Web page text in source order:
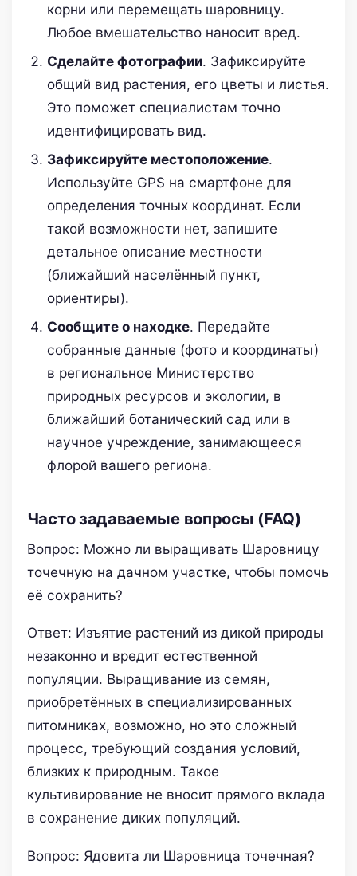
корни или перемещать шаровницу.
Любое вмешательство наносит вред.
Сделайте фотографии. Зафиксируйте
общий вид растения, его цветы и листья.
Это поможет специалистам точно
идентифицировать вид.
Зафиксируйте местоположение.
Используйте GPS на смартфоне для
определения точных координат. Если
такой возможности нет, запишите
детальное описание местности
(ближайший населённый пункт,
ориентиры).
Сообщите о находке. Передайте
собранные данные (фото и координаты)
в региональное Министерство
природных ресурсов и экологии, в
ближайший ботанический сад или в
научное учреждение, занимающееся
флорой вашего региона.
Часто задаваемые вопросы (FAQ)
Вопрос: Можно ли выращивать Шаровницу
точечную на дачном участке, чтобы помочь
её сохранить?
Ответ: Изъятие растений из дикой природы
незаконно и вредит естественной
популяции. Выращивание из семян,
приобретённых в специализированных
питомниках, возможно, но это сложный
процесс, требующий создания условий,
близких к природным. Такое
культивирование не вносит прямого вклада
в сохранение диких популяций.
Вопрос: Ядовита ли Шаровница точечная?